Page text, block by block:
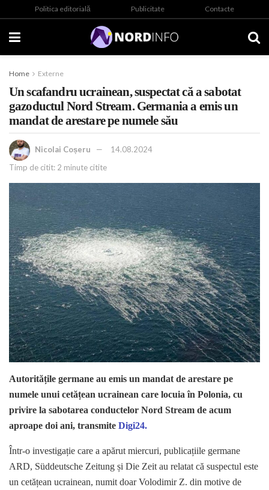
Politica editorială Publicitate Contacte
Home Externe
Un scafandru ucrainean, suspectat că a sabotat
gazoductul Nord Stream. Germania a emis un
mandat de arestare pe numele său
Nicolai Coșeru
14.08.2024
Timp de citit: 2 minute citite
Autoritățile germane au emis un mandat de arestare pe
numele unui cetățean ucrainean care locuia în Polonia, cu
privire la sabotarea conductelor Nord Stream de acum
aproape doi ani, transmite Digi24.
Într-o investigație care a apărut miercuri, publicațiile germane
ARD, Süddeutsche Zeitung și Die Zeit au relatat că suspectul este
un cetățean ucrainean, numit doar Volodimir Z. din motive de